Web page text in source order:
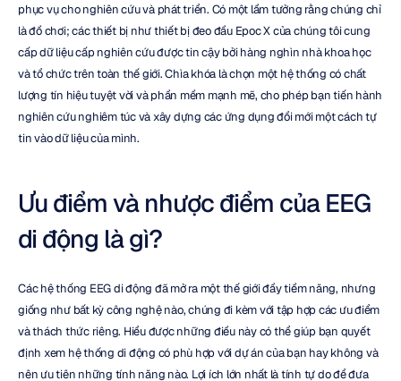
phục vụ cho nghiên cứu và phát triển. Có một lầm tưởng rằng chúng chỉ
là đồ chơi; các thiết bị như thiết bị đeo đầu Epoc X của chúng tôi cung
cấp dữ liệu cấp nghiên cứu được tin cậy bởi hàng nghìn nhà khoa học
và tổ chức trên toàn thế giới. Chìa khóa là chọn một hệ thống có chất
lượng tín hiệu tuyệt vời và phần mềm mạnh mẽ, cho phép bạn tiến hành
nghiên cứu nghiêm túc và xây dựng các ứng dụng đổi mới một cách tự
tin vào dữ liệu của mình.
Ưu điểm và nhược điểm của EEG
di động là gì?
Các hệ thống EEG di động đã mở ra một thế giới đầy tiềm năng, nhưng
giống như bất kỳ công nghệ nào, chúng đi kèm với tập hợp các ưu điểm
và thách thức riêng. Hiểu được những điều này có thể giúp bạn quyết
định xem hệ thống di động có phù hợp với dự án của bạn hay không và
nên ưu tiên những tính năng nào. Lợi ích lớn nhất là tính tự do để đưa